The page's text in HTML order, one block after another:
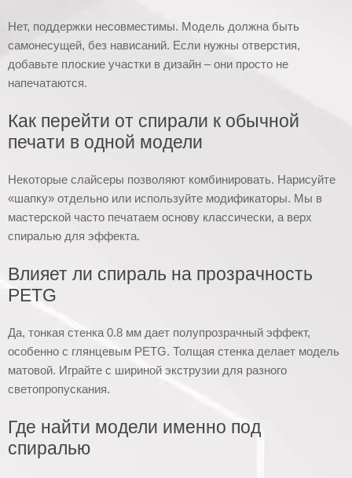
Нет, поддержки несовместимы. Модель должна быть
самонесущей, без нависаний. Если нужны отверстия,
добавьте плоские участки в дизайн – они просто не
напечатаются.
Как перейти от спирали к обычной
печати в одной модели
Некоторые слайсеры позволяют комбинировать. Нарисуйте
«шапку» отдельно или используйте модификаторы. Мы в
мастерской часто печатаем основу классически, а верх
спиралью для эффекта.
Влияет ли спираль на прозрачность
PETG
Да, тонкая стенка 0.8 мм дает полупрозрачный эффект,
особенно с глянцевым PETG. Толщая стенка делает модель
матовой. Играйте с шириной экструзии для разного
светопропускания.
Где найти модели именно под
спиралью